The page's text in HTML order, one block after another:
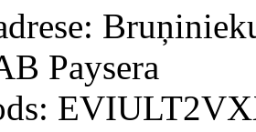
Paysera